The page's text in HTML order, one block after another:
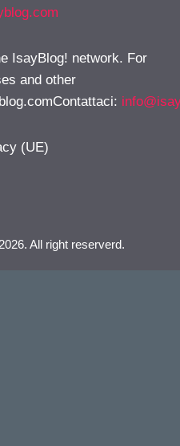
IsayBlog! network. For
and other
:
(UE)
All right reserverd.